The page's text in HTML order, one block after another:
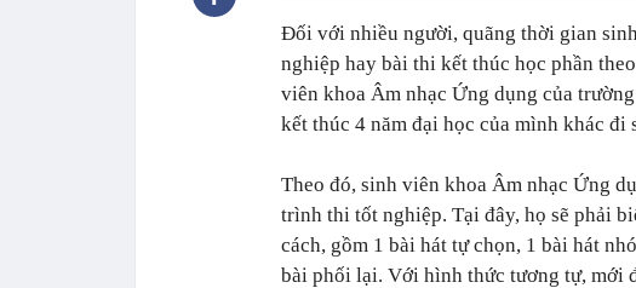
Đối với nhiều người, quãng thời gian
nghiệp hay bài thi kết thúc học phần
viên khoa Âm nhạc Ứng dụng của
kết thúc 4 năm đại học của mình khác đi
Theo đó, sinh viên khoa Âm nhạc Ứng
trình thi tốt nghiệp. Tại đây, họ sẽ phải
cách, gồm 1 bài hát tự chọn, 1 bài hát
bài phối lại. Với hình thức tương tự, mới